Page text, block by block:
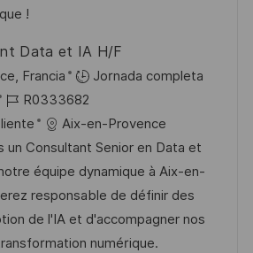
e
!
Data et IA H/F
Francia
Jornada completa
I
D
d
e
e
m
p
R0333682
Aix-en-Provence
un Consultant Senior en Data et
équipe dynamique à Aix-en-
responsable de définir des
de l'IA et d'accompagner nos
numérique.